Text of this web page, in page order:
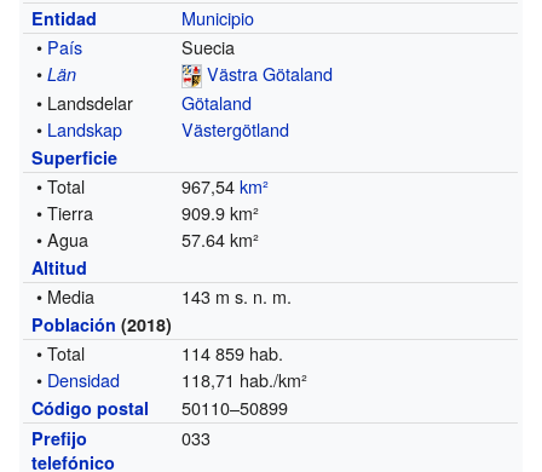
Entidad
Municipio
• País
Suecia
•Län
Västra Götaland
• Landsdelar
Götaland
• Landskap Västergötland
Superficie
• Total 967,54km²
• Tierra
909.9 km²
• Agua
57.64 km²
Altitud
• Media 143 m s. n. m.
Población (2018)
• Total
114 859 hab.
• Densidad 118,71 hab./km²
Código postal 50110–50899
Prefijo
telefónico
033